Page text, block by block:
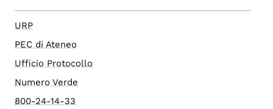
URP
PEC di Ateneo
Ufficio Protocollo
Numero Verde
800-24-14-33